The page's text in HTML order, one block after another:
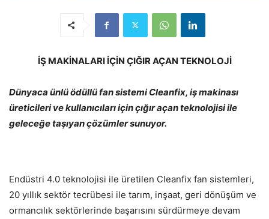
İŞ MAKİNALARI İÇİN ÇIĞIR AÇAN TEKNOLOJİ
Dünyaca ünlü ödüllü fan sistemi Cleanfix, iş makinası
üreticileri ve kullanıcıları için çığır açan teknolojisi ile
geleceğe taşıyan çözümler sunuyor.
Endüstri 4.0 teknolojisi ile üretilen Cleanfix fan sistemleri,
20 yıllık sektör tecrübesi ile tarım, inşaat, geri dönüşüm ve
ormancılık sektörlerinde başarısını sürdürmeye devam